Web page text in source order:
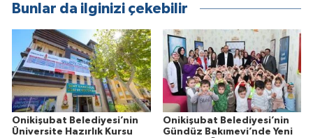
Bunlar da ilginizi çekebilir
Onikişubat Belediyesi’nin
Üniversite Hazırlık Kursu
Onikişubat Belediyesi’nin
Gündüz Bakımevi’nde Yeni